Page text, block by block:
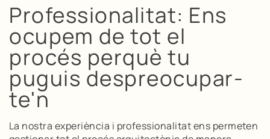
Professionalitat: Ens
ocupem de tot el
procés perquè tu
puguis despreocupar-
te'n
La nostra experiència i professionalitat ens permeten